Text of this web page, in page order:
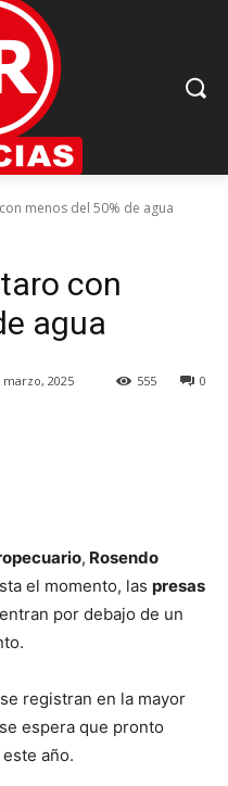
menos del 50% de agua
con
agua
marzo, 2025 0
555
, Rosendo
el momento, las presas
por debajo de un
registran en la mayor
espera que pronto
año.